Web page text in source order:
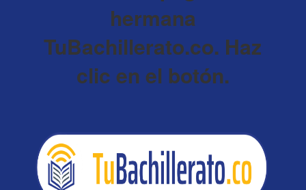
hermana
TuBachillerato.co. Haz
clic en el botón.